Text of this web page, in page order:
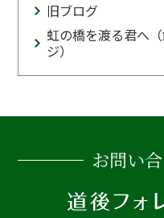
旧ブログ
虹の橋を渡る君へ
ジ）
お問い